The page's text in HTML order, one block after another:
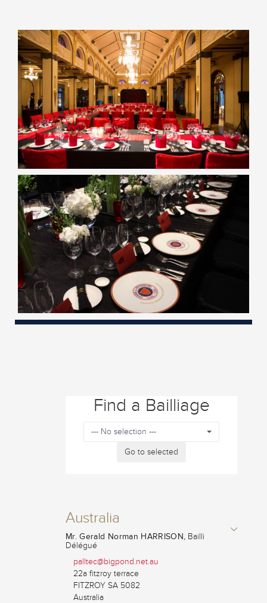
Find a Bailliage
--- No selection ---
Go to selected
Australia
Mr. Gerald Norman HARRISON, Bailli
Délégué
palltec@bigpond.net.au
22a fitzroy terrace
FITZROY SA 5082
Australia